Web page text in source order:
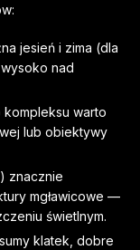
jesień i zima (dla
nad
warto
lub obiektywy
znacznie
mgławicowe —
świetlnym.
klatek, dobre